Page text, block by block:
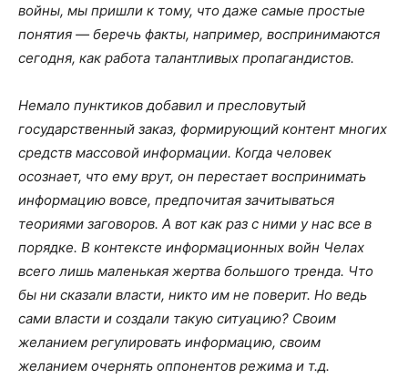
войны, мы пришли к тому, что даже самые простые
понятия — беречь факты, например, воспринимаются
сегодня, как работа талантливых пропагандистов.
Немало пунктиков добавил и пресловутый
государственный заказ, формирующий контент многих
средств массовой информации. Когда человек
осознает, что ему врут, он перестает воспринимать
информацию вовсе, предпочитая зачитываться
теориями заговоров. А вот как раз с ними у нас все в
порядке. В контексте информационных войн Челах
всего лишь маленькая жертва большого тренда. Что
бы ни сказали власти, никто им не поверит. Но ведь
сами власти и создали такую ситуацию? Своим
желанием регулировать информацию, своим
желанием очернять оппонентов режима и т.д.